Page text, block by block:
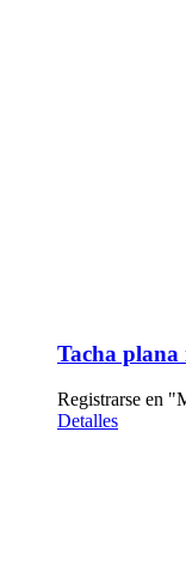
Tacha plana
Registrarse en
Detalles